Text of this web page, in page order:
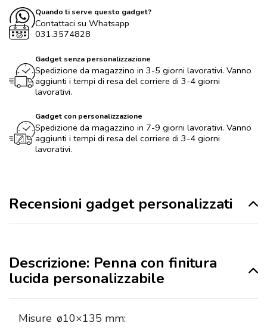
Quando ti serve questo gadget?
Contattaci su Whatsapp
031.3574828
Gadget senza personalizzazione
Spedizione da magazzino in 3-5 giorni lavorativi. Vanno
aggiunti i tempi di resa del corriere di 3-4 giorni
lavorativi.
Gadget con personalizzazione
Spedizione da magazzino in 7-9 giorni lavorativi. Vanno
aggiunti i tempi di resa del corriere di 3-4 giorni
lavorativi.
Recensioni gadget personalizzati
Descrizione: Penna con finitura
lucida personalizzabile
Misure ø10×135 mm: